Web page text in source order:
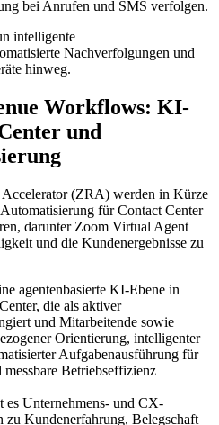
bei Anrufen und SMS verfolgen.
intelligente
Nachverfolgungen und
hinweg.
Workflows: KI-
und
(ZRA) werden in Kürze
für Contact Center
darunter Zoom Virtual Agent
und die Kundenergebnisse zu
agentenbasierte KI-Ebene in
die als aktiver
und Mitarbeitende sowie
Orientierung, intelligenter
Aufgabenausführung für
Betriebseffizienz
es Unternehmens- und CX-
zu Kundenerfahrung, Belegschaft